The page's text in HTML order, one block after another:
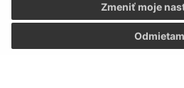
Odmietam
Zmeniť moje